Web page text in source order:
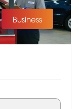
Business